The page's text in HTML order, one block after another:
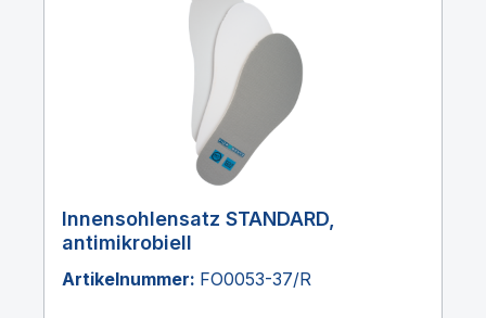
Innensohlensatz STANDARD,
antimikrobiell
Artikelnummer: FO0053-37/R